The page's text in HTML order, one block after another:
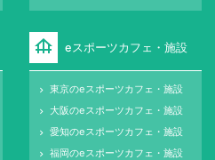
foundation eスポーツカフェ・施設
keyboard_arrow_right 東京のeスポーツカフェ・施設
keyboard_arrow_right 大阪のeスポーツカフェ・施設
keyboard_arrow_right 愛知のeスポーツカフェ・施設
keyboard_arrow_right 福岡のeスポーツカフェ・施設